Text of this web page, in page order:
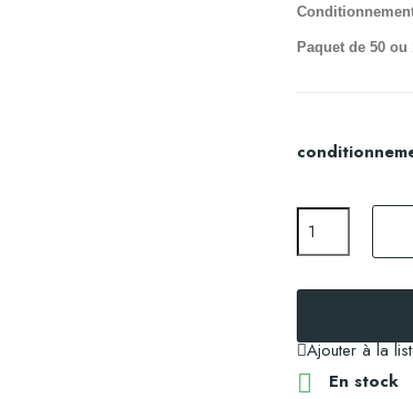
Paquet de 50 ou
Ajouter à la
 En stock